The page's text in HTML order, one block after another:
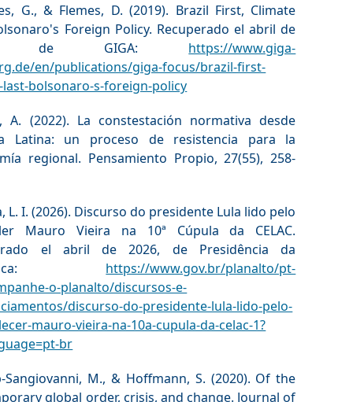
G., & Flemes, D. (2019). Brazil First, Climate
Foreign Policy. Recuperado el abril de
de GIGA: https://www.giga-
en/publications/giga-focus/brazil-first-
last-bolsonaro-s-foreign-policy
A. (2022). La constestación normativa desde
Latina: un proceso de resistencia para la
regional. Pensamiento Propio, 27(55), 258-
L. I. (2026). Discurso do presidente Lula lido pelo
Mauro Vieira na 10ª Cúpula da CELAC.
el abril de 2026, de Presidência da
https://www.gov.br/planalto/pt-
o-planalto/discursos-e-
discurso-do-presidente-lula-lido-pelo-
mauro-vieira-na-10a-cupula-da-celac-1?
br
Sangiovanni, M., & Hoffmann, S. (2020). Of the
global order, crisis, and change. Journal of